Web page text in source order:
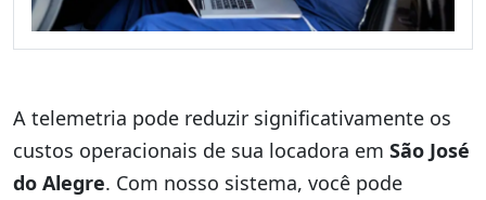
A telemetria pode reduzir significativamente os
custos operacionais de sua locadora em São José
do Alegre. Com nosso sistema, você pode